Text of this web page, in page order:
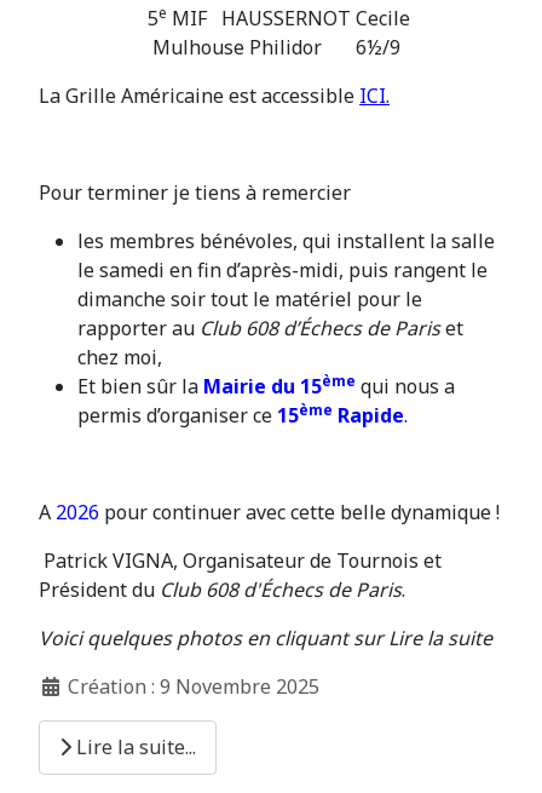
5e MIF HAUSSERNOT Cecile
Mulhouse Philidor 6½/9
La Grille Américaine est accessible ICI.
Pour terminer je tiens à remercier
les membres bénévoles, qui installent la salle
le samedi en fin d’après-midi, puis rangent le
dimanche soir tout le matériel pour le
rapporter au Club 608 d’Échecs de Pariset
chez moi,
Et bien sûr la Mairie du 15ème qui nous a
permis d’organiser ce 15ème Rapide.
A 2026 pour continuer avec cette belle dynamique !
Patrick VIGNA, Organisateur de Tournois et
Président du Club 608 d'Échecs de Paris.
Voici quelques photos en cliquant sur Lire la suite
Création : 9 Novembre 2025
Lire la suite...